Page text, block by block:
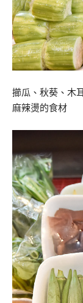
擳瓜、秋葵、木
麻辣燙的食材